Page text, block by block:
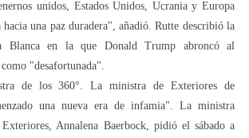
unidos, Estados Unidos, Ucrania y Europa
una paz duradera", añadió. Rutte describió la
Blanca en la que Donald Trump abroncó al
"desafortunada".
de los 360°. La ministra de Exteriores de
una nueva era de infamia". La ministra
Exteriores, Annalena Baerbock, pidió el sábado a